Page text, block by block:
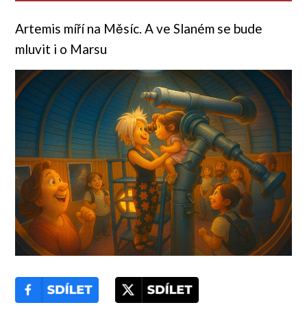
Artemis míří na Měsíc. A ve Slaném se bude
mluvit i o Marsu